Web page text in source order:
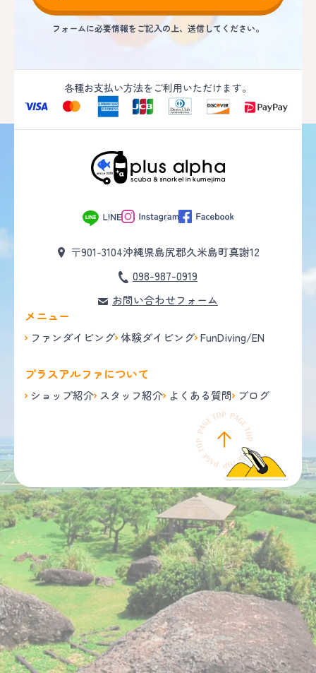
フォームに必要情報をご記入の上、送信してください。
各種お支払い方法をご利用いただけます。
〒901-3104沖縄県島尻郡久米島町真謝12
098-987-0919
お問い合わせフォーム
メニュー
ファンダイビング 体験ダイビング FunDiving/EN
プラスアルファについて
ショップ紹介 スタッフ紹介 よくある質問 ブログ